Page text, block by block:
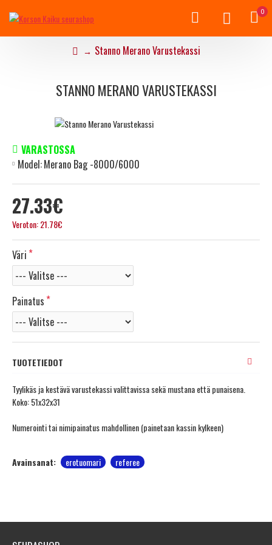
0
Stanno Merano Varustekassi
STANNO MERANO VARUSTEKASSI
27.33€
Veroton: 21.78€
VARASTOSSA
Model:Merano Bag -8000/6000
Väri
Painatus
TUOTETIEDOT
Tyylikäs ja kestävä varustekassi valittavissa sekä mustana että punaisena.
Koko: 51x32x31
Numerointi tai nimipainatus mahdollinen (painetaan kassin kylkeen)
Avainsanat: erotuomari referee